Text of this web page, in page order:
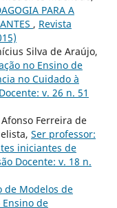
PARA A
, Revista
Silva de Araújo,
no Ensino de
no Cuidado à
v. 26 n. 51
Ferreira de
Ser professor:
iniciantes de
Docente: v. 18 n.
de Modelos de
de